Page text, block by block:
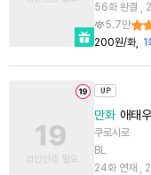
56화 완결
5.7만
200원/화
1
만화 애태
쿠로시로
BL
24화 연재 ,